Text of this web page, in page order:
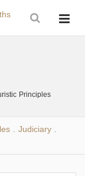
Principles
Judiciary